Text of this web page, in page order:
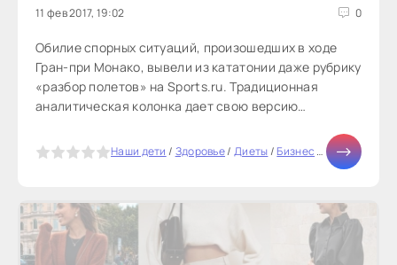
11 фев 2017, 19:02 0
Обилие спорных ситуаций, произошедших в ходе
Гран-при Монако, вывели из кататонии даже рубрику
«разбор полетов» на Sports.ru. Традиционная
аналитическая колонка дает свою версию
Наши дети / Здоровье/ Диеты/Бизнес Отношения